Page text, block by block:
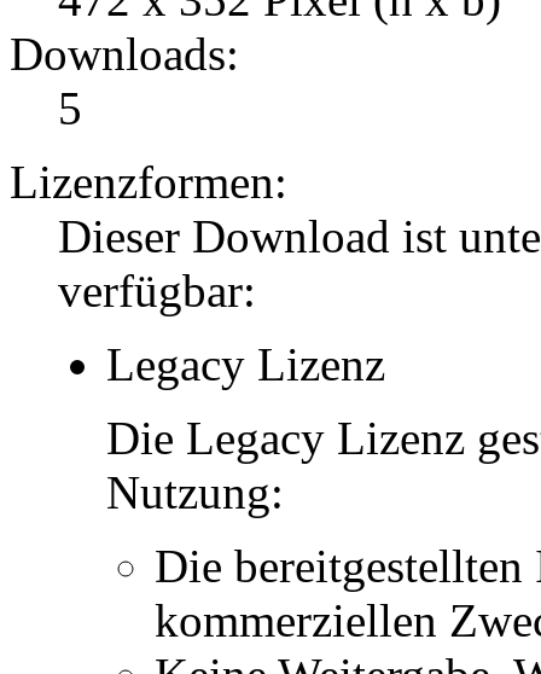
Downloads:
5
Lizenzformen:
Dieser Download ist
verfügbar:
Legacy Lizenz
Die Legacy Lizenz
Nutzung:
Die
kommerziellen